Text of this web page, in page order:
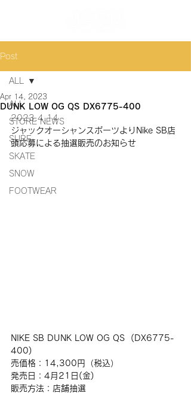
Post
ALL
STORE NEWS
SURF
SKATE
SNOW
FOOTWEAR
ALL
DUNK LOW OG QS DX6775-400
Apr 14, 2023
2023.4.14
ジャックオーシャンスポーツよりNike SB店
頭応募による抽選販売のお知らせ
NIKE SB DUNK LOW OG QS  (DX6775-
400)
売価格：14,300円（税込）
発売日：4月21日(金)
販売方法：店舗抽選